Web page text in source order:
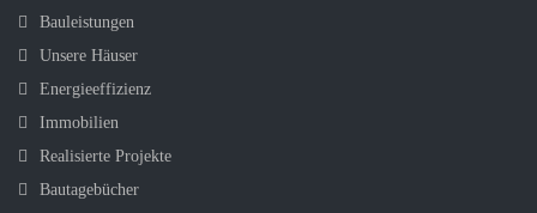
Bauleistungen
Unsere Häuser
Energieeffizienz
Immobilien
Realisierte Projekte
Bautagebücher